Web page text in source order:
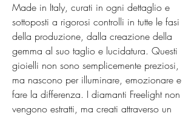
Made in Italy, curati in ogni dettaglio e
sottoposti a rigorosi controlli in tutte le fasi
della produzione, dalla creazione della
gemma al suo taglio e lucidatura. Questi
gioielli non sono semplicemente preziosi,
ma nascono per illuminare, emozionare e
fare la differenza. I diamanti Freelight non
vengono estratti, ma creati attraverso un